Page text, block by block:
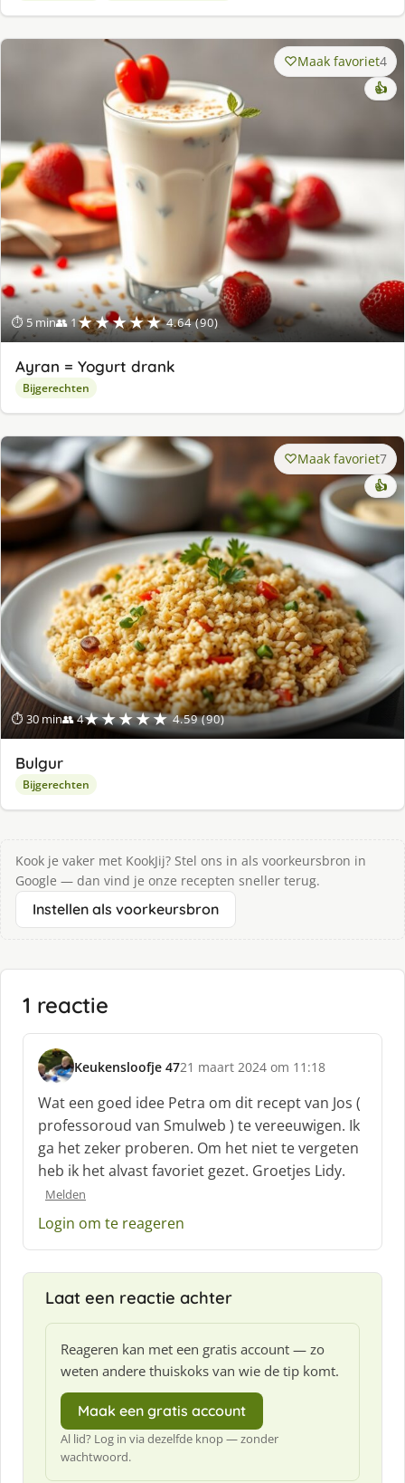
⏱ 5 min👥 1★★★★★ 4.64 (90)
Maak favoriet4
👍
Ayran = Yogurt drank
Bijgerechten
⏱ 30 min👥 4★★★★★ 4.59 (90)
Maak favoriet7
👍
Bulgur
Bijgerechten
Kook je vaker met KookJij? Stel ons in als voorkeursbron in
Google — dan vind je onze recepten sneller terug.
Instellen als voorkeursbron
1 reactie
Keukensloofje 47
s
c
h
r
e
e
21 maart 2024 om 11:18
Wat een goed idee Petra om dit recept van Jos (
professoroud van Smulweb ) te vereeuwigen. Ik
ga het zeker proberen. Om het niet te vergeten
heb ik het alvast favoriet gezet. Groetjes Lidy.
Melden
Login om te reageren
Laat een reactie achter
Reageren kan met een gratis account — zo
weten andere thuiskoks van wie de tip komt.
Maak een gratis account
Al lid? Log in via dezelfde knop — zonder
wachtwoord.